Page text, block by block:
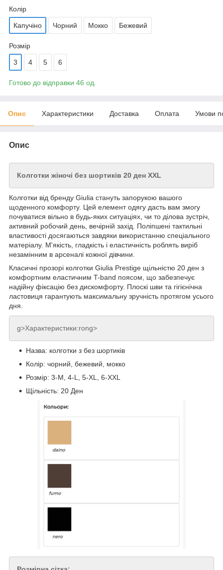
Колір
Капучіно Чорний Мокко Бежевий
Розмір
3 4 5 6
Готово до відправки 46 од.
Опис Характеристики Доставка Оплата Умови
Опис
Колготки жіночі без шортиків 20 ден XXL
Колготки від бренду Giulia стануть запорукою вашого
щоденного комфорту. Цей елемент одягу дасть вам змогу
почуватися вільно в будь-яких ситуаціях, чи то ділова зустріч,
активний робочий день, вечірній захід. Поліпшені тактильні
властивості досягаються завдяки використанню спеціального
матеріалу. М'якість, гладкість і еластичність роблять виріб
незамінним в арсеналі кожної дівчини.
Класичні прозорі колготки Giulia Prestige щільністю 20 ден з
комфортним еластичним T-band поясом, що забезпечує
надійну фіксацію без дискомфорту. Плоскі шви та гігієнічна
ластовиця гарантують максимальну зручність протягом усього
дня.
g>Характеристики:rong>
Назва: колготки з без шортиків
Колір: чорний, бежевий, мокко
Розмір: 3-M, 4-L, 5-XL, 6-XXL
Щільність: 20 Ден